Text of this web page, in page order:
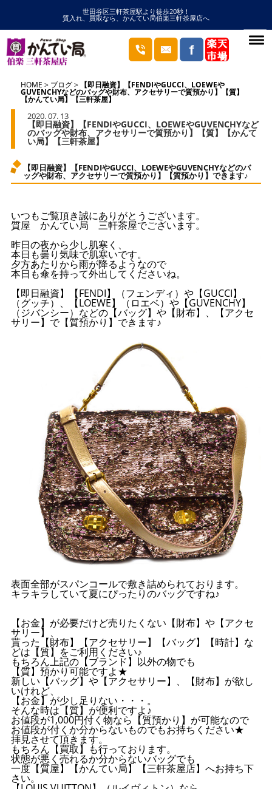
世田谷区三軒茶屋駅より徒歩20秒！
質入れ、買取なら、かんてい局伯楽三軒茶屋店へ
HOME ブログ 【即日融資】【FENDIやGUCCI、LOEWEや
GUVENCHYなどのバッグや財布、アクセサリーで質預かり】【質】
【かんてい局】【三軒茶屋】
2020. 07. 13
【即日融資】【FENDIやGUCCI、LOEWEやGUVENCHYなど
のバッグや財布、アクセサリーで質預かり】【質】【かんて
い局】【三軒茶屋】
【即日融資】【FENDIやGUCCI、LOEWEやGUVENCHYなどのバ
ッグや財布、アクセサリーで質預かり】【質預かり】できます♪
いつもご覧頂き誠にありがとうございます。
質屋 かんてい局 三軒茶屋でございます。
昨日の夜から少し肌寒く、
本日も曇り気味で肌寒いです。
夕方あたりから雨が降るようなので
本日も傘を持って外出してくださいね。
【即日融資】【FENDI】（フェンディ）や【GUCCI】
（グッチ）、【LOEWE】（ロエベ）や【GUVENCHY】
（ジバンシー）などの【バッグ】や【財布】、【アクセ
サリー】で【質預かり】できます♪
表面全部がスパンコールで敷き詰められております。
キラキラしていて夏にぴったりのバッグですね♪
【お金】が必要だけど売りたくない【財布】や【アクセ
サリー】、
貰った【財布】【アクセサリー】【バッグ】【時計】な
どは【質】をご利用ください♪
もちろん上記の【ブランド】以外の物でも
【質】預かり可能ですよ★
新しい【バッグ】や【アクセサリー】、【財布】が欲し
いけれど、
【お金】が少し足りない・・・。
そんな時は【質】が便利ですよ♪
お値段が1,000円付く物なら【質預かり】が可能なので
お値段が付くか分からないものでもお持ちください★
拝見させて頂きます。
もちろん【買取】も行っております。
状態が悪く売れるか分からないバッグでも
一度【質屋】【かんてい局】【三軒茶屋店】へお持ち下
さい。